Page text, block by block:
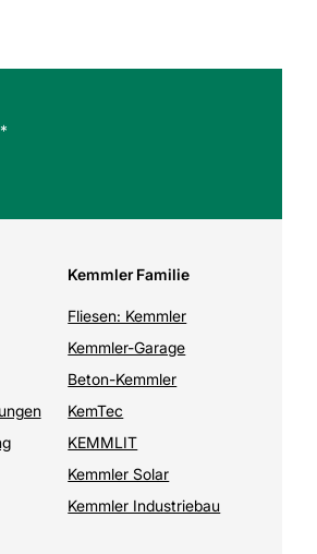
Kemmler Familie
Fliesen: Kemmler
Kemmler-Garage
Beton-Kemmler
KemTec
KEMMLIT
Kemmler Solar
Kemmler Industriebau